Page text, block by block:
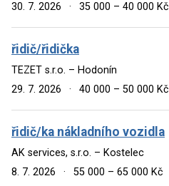
30. 7. 2026
· 35 000 – 40 000 Kč
řidič/řidička
TEZET s.r.o. – Hodonín
29. 7. 2026
· 40 000 – 50 000 Kč
řidič/ka nákladního vozidla
AK services, s.r.o. – Kostelec
8. 7. 2026
· 55 000 – 65 000 Kč